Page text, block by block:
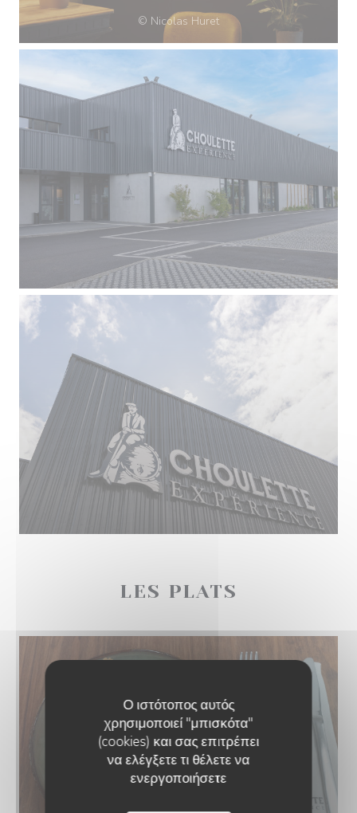
Ο ιστότοπος αυτός
χρησιμοποιεί "μπισκότα"
(cookies) και σας επιτρέπει
να ελέγξετε τι θέλετε να
ενεργοποιήσετε
© Nicolas Huret
LES PLATS